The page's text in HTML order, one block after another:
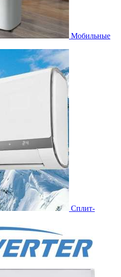
Мобильные
Сплит-